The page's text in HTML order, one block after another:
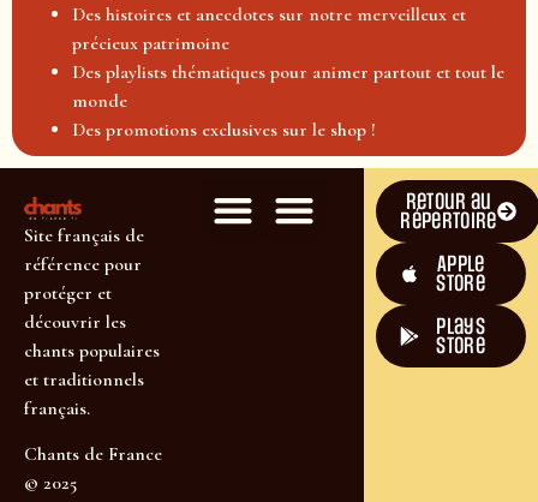
Des histoires et anecdotes sur notre merveilleux et
précieux patrimoine
Des playlists thématiques pour animer partout et tout le
monde
Des promotions exclusives sur le shop !
Site français de
référence pour
protéger et
découvrir les
chants populaires
et traditionnels
français.
Chants de France
© 2025
Retour au
répertoire
Apple
Store
plays
store